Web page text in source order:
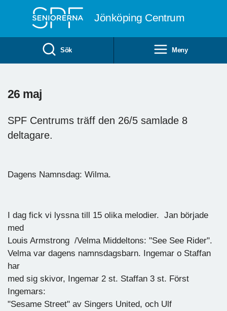
Jönköping Centrum
Sök Meny
26 maj
SPF Centrums träff den 26/5 samlade 8
deltagare.
Dagens Namnsdag: Wilma.
I dag fick vi lyssna till 15 olika melodier. Jan började
med
Louis Armstrong /Velma Middeltons: "See See Rider".
Velma var dagens namnsdagsbarn. Ingemar o Staffan
har
med sig skivor, Ingemar 2 st. Staffan 3 st. Först
Ingemars:
"Sesame Street" av Singers United, och Ulf